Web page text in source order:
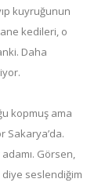
kuyruğunun
kedileri, o
Daha
kopmuş ama
Sakarya’da.
Görsen,
seslendiğim